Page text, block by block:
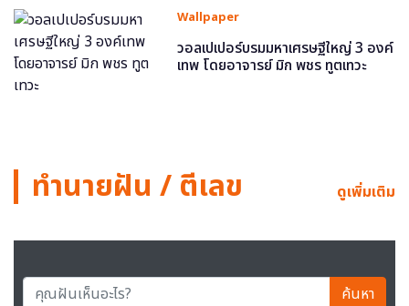
Wallpaper
วอลเปเปอร์บรมมหาเศรษฐีใหญ่ 3 องค์
เทพ โดยอาจารย์ มิก พชร ทูตเทวะ
ทำนายฝัน / ตีเลข ดูเพิ่มเติม
ค้นหา